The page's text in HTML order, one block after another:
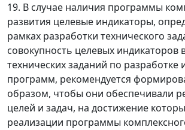
19. В случае наличия программы
развития целевые индикаторы,
рамках разработки технического
совокупность целевых индикаторов
технических заданий по
программ, рекомендуется
образом, чтобы они обеспечивали
целей и задач, на достижение
реализации программы